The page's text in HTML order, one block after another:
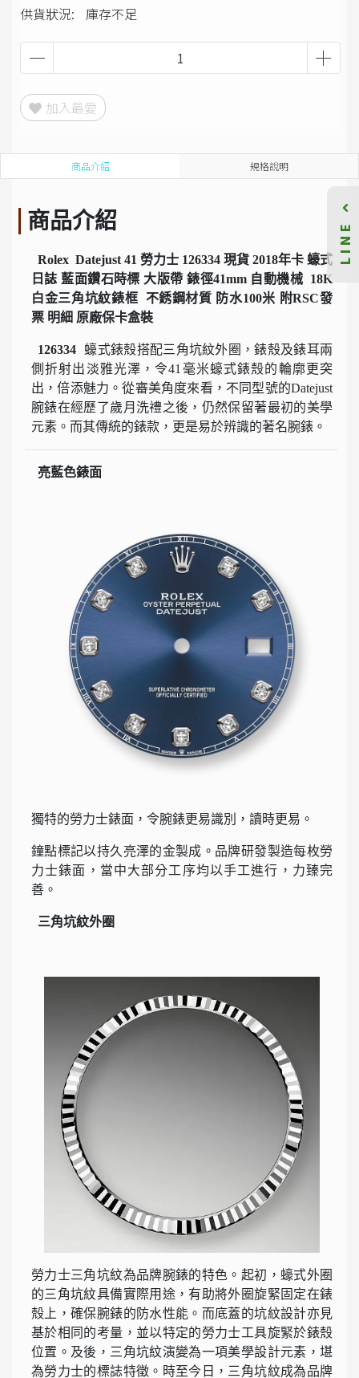
供貨狀況: 庫存不足
加入最愛
商品介紹 規格說明
商品介紹
Rolex Datejust 41 勞力士 126334 現貨 2018年卡 蠔式
日誌 藍面鑽石時標 大版帶 錶徑41mm 自動機械 18K
白金三角坑紋錶框 不銹鋼材質 防水100米 附RSC發
票 明細 原廠保卡盒裝
126334
蠔式錶殼搭配三角坑紋外圈，錶殼及錶耳兩
側折射出淡雅光澤，令41毫米蠔式錶殼的輪廓更突
出，倍添魅力。從審美角度來看，不同型號的Datejust
腕錶在經歷了歲月洗禮之後，仍然保留著最初的美學
元素。而其傳統的錶款，更是易於辨識的著名腕錶。
亮藍色錶面
獨特的勞力士錶面，令腕錶更易識別，讀時更易。
鐘點標記以持久亮澤的金製成。品牌研發製造每枚勞
力士錶面，當中大部分工序均以手工進行，力臻完
善。
三角坑紋外圈
勞力士三角坑紋為品牌腕錶的特色。起初，蠔式外圈
的三角坑紋具備實際用途，有助將外圈旋緊固定在錶
殼上，確保腕錶的防水性能。而底蓋的坑紋設計亦見
基於相同的考量，並以特定的勞力士工具旋緊於錶殼
位置。及後，三角坑紋演變為一項美學設計元素，堪
為勞力士的標誌特徵。時至今日，三角坑紋成為品牌
LINE